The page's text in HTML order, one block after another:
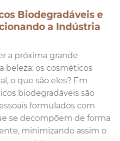
Biodegradáveis e
a Indústria
a próxima grande
beleza: os cosméticos
o que são eles? Em
biodegradáveis são
formulados com
se decompõem de forma
minimizando assim o